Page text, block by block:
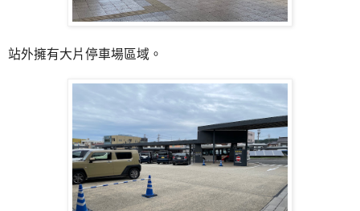
站外擁有大片停車場區域。